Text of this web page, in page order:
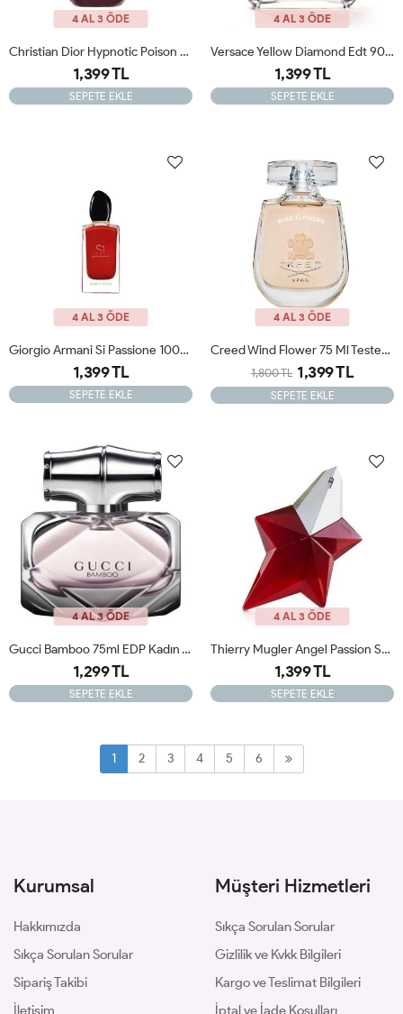
4 AL 3 ÖDE
Christian Dior Hypnotic Poison Orijinal Tester 100ml Edp Kadın Tester Parfüm
1,399 TL
SEPETE EKLE
4 AL 3 ÖDE
Versace Yellow Diamond Edt 90ml Kadın Tester
1,399 TL
SEPETE EKLE
4 AL 3 ÖDE
Giorgio Armani Si Passione 100ml Edp Kadın Tester Parfüm
1,399 TL
SEPETE EKLE
4 AL 3 ÖDE
Creed Wind Flower 75 Ml Tester Kadın Parfümü
1,800 TL 1,399 TL
SEPETE EKLE
4 AL 3 ÖDE
Gucci Bamboo 75ml EDP Kadın Tester Parfüm
1,299 TL
SEPETE EKLE
4 AL 3 ÖDE
Thierry Mugler Angel Passion Star 50ml Edp Bayan Tester Parfüm
1,399 TL
SEPETE EKLE
1 2 3 4 5 6
Kurumsal
Hakkımızda
Sıkça Sorulan Sorular
Sipariş Takibi
İletişim
Müşteri Hizmetleri
Sıkça Sorulan Sorular
Gizlilik ve Kvkk Bilgileri
Kargo ve Teslimat Bilgileri
İptal ve İade Koşulları